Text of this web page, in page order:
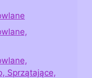
Sprzątające,